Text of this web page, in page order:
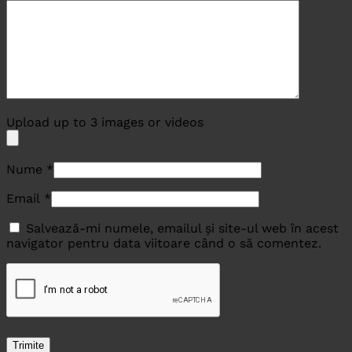
Upload up to 3 images or videos
Nume *
Email *
Salvează-mi numele, emailul și site-ul web în acest
navigator pentru data viitoare când o să comentez.